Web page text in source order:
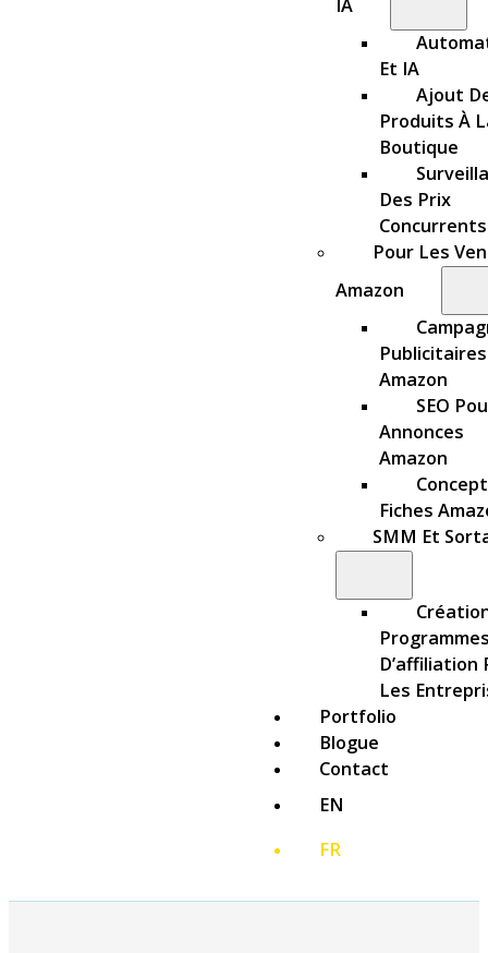
IA
Et IA
Ajout
Produits À
Boutique
Des Prix
Concurrents
Pour Les
Amazon
Publicitaires
Amazon
SEO
Annonces
Amazon
Fiches
SMM Et
D’affiliation
Les
Portfolio
Blogue
Contact
EN
FR